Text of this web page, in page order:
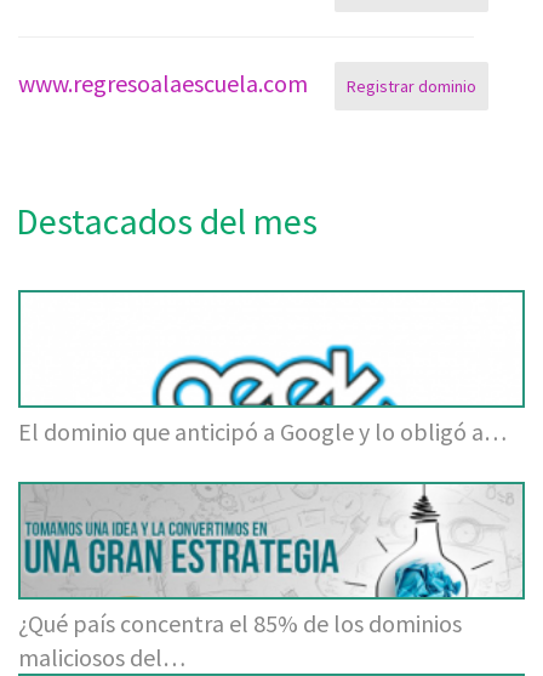
www.regresoalaescuela.com Registrar dominio
Destacados del mes
El dominio que anticipó a Google y lo obligó a…
¿Qué país concentra el 85% de los dominios
maliciosos del…